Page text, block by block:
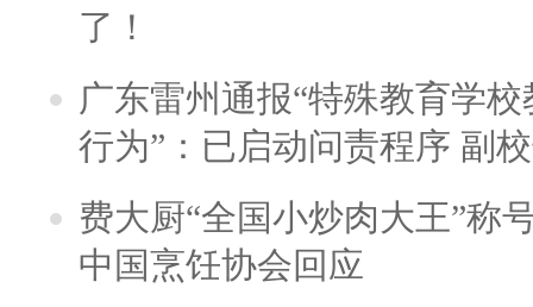
了！
广东雷州通报“特殊教育学
行为”：已启动问责程序 副
费大厨“全国小炒肉大王”称
中国烹饪协会回应